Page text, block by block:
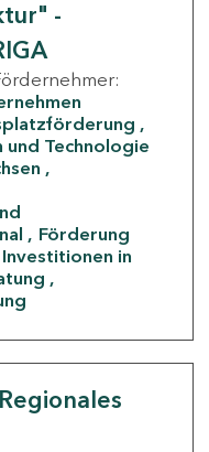
-
und Technologie
Förderung
Investitionen in